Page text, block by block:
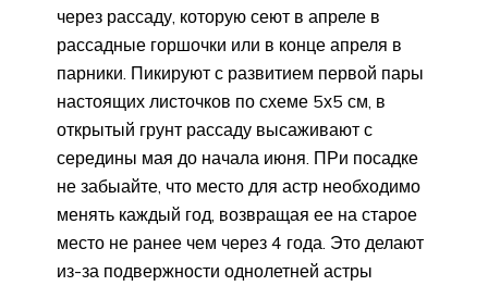
через рассаду, которую сеют в апреле в
рассадные горшочки или в конце апреля в
парники. Пикируют с развитием первой пары
настоящих листочков по схеме 5х5 см, в
открытый грунт рассаду высаживают с
середины мая до начала июня. ПРи посадке
не забыайте, что место для астр необходимо
менять каждый год, возвращая ее на старое
место не ранее чем через 4 года. Это делают
из-за подвержности однолетней астры